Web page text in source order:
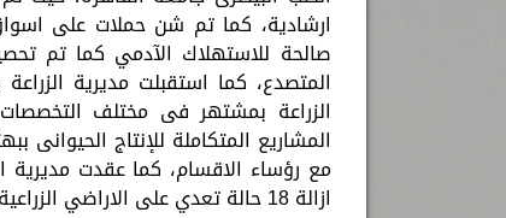
المتصدع، كما استقبلت مديرية
الزراعة بمشتهر فى مختلف
المشاريع المتكاملة للإنتاج الحيوانى
مع رؤساء الاقسام، كما عقدت مديرية
ازالة 18 حالة تعدي على الاراضي الزراعية، فضلا عن استمرار أعمال تطهير المساقي.